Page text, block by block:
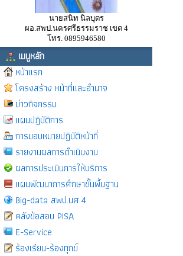
นายสนิท นิลบุตร
ผอ.สพป.นครศรีธรรมราช เขต 4
โทร. 0895946580
เมนูหลัก
หน้าแรก
โครงสร้าง หน้าที่และอำนาจ
ข่าวกิจกรรม
แผนปฎิบัติการ
การมอบหมายปฏิบัติหน้าที่
รายงานผลการดำเนินงาน
ผลการประเมินการให้บริการ
แผนพัฒนาการศึกษาขั้นพื้นฐาน
Big-data สพป.นศ.4
คลังข้อสอบ PISA
E-Service
ร้องเรียน-ร้องทุกข์